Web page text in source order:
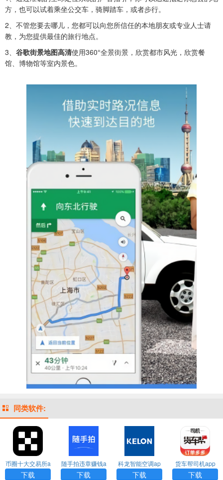
方，也可以试着乘坐公交车，骑脚踏车，或者步行。
2、不管您要去哪儿，您都可以向您所信任的本地朋友或专业人士请
教，为您提供最佳的旅行地点。
3、 谷歌街景地图高清使用360°全景街景，欣赏都市风光，欣赏餐
馆、博物馆等室内景色。
同类软件:
币圈十大交易所a
pp下载苹果版
下载
随手拍违章赚钱a
pp官方下载
下载
科龙智能空调ap
p下载
下载
货车帮司机app
官网下载
下载